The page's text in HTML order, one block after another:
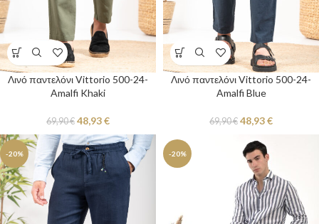
Λινό παντελόνι Vittorio 500-24-
Amalfi Khaki
69,90€ 48,93€
Λινό παντελόνι Vittorio 500-24-
Amalfi Blue
69,90€ 48,93€
-20% -20%